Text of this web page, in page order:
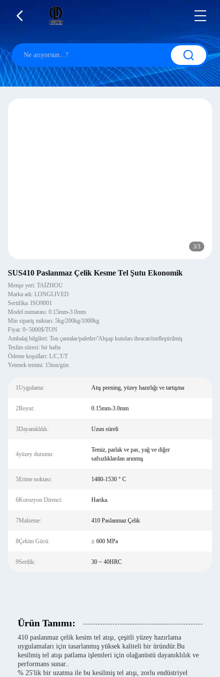
3/3
SUS410 Paslanmaz Çelik Kesme Tel Şutu Ekonomik
Menşe yeri: TAİZHOU
Marka adı: LONGLIVED
Sertifika: ISO9001
Model numarası: 0.15mm-3.0mm
Min sipariş miktarı: 5kg/200kg/1000kg
Fiyat: 0~5000$/TON
Ambalaj bilgileri: Ton çantalar/paletler/'Ahşap kutuları ihracat/özelleştirilmiş
Teslim süresi: bir hafta
Ödeme koşulları: L/C,T/T
Yetenek temini: 15ton/gün
1Uygulama: Atış peening, yüzey hazırlığı ve tartışma
2Boyut: 0.15mm-3.0mm
3Dayanıklılık: Uzun süreli
4yüzey durumu:
Temiz, parlak ve pas, yağ ve diğer
safsızlıklardan arınmış
5Erime noktası: 1480-1530 ° C
6Korozyon Direnci: Harika.
7Malzeme: 410 Paslanmaz Çelik
8Çekim Gücü: ≥ 600 MPa
9Sertlik: 30 ~ 40HRC
Ürün Tanımı:
410 paslanmaz çelik kesim tel atışı, çeşitli yüzey hazırlama
uygulamaları için tasarlanmış yüksek kaliteli bir üründür.Bu
kesilmiş tel atışı patlama işlemleri için olağanüstü dayanıklılık ve
performans sunar..
% 25'lik bir uzatma ile bu kesilmiş tel atışı, zorlu endüstriyel